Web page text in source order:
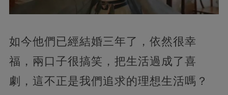
如今他們已經結婚三年了，依然很幸
福，兩口子很搞笑，把生活過成了喜
劇，這不正是我們追求的理想生活嗎？